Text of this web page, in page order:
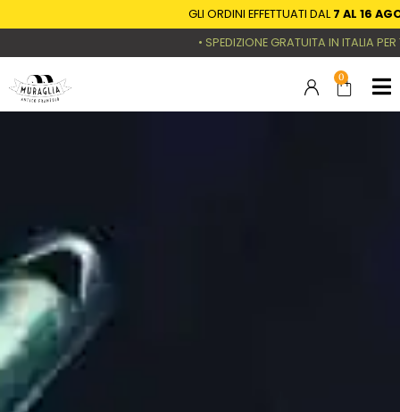
GLI ORDINI EFFETTUATI DAL7 AL 16 AGOSTO
• SPEDIZIONE GRATUITA IN ITALIA PER
0